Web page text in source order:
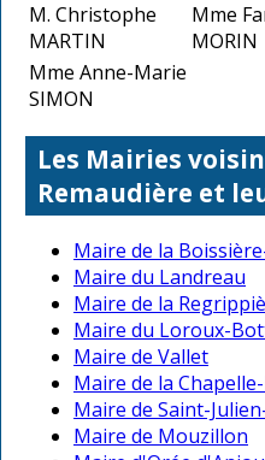
M. Christophe
MARTIN
Mme
MORIN
Mme Anne-Marie
SIMON
Les Mairies
Remaudière et
Maire de la
Maire du Landreau
Maire de la
Maire du Loroux-
Maire de Vallet
Maire de la
Maire de Saint-
Maire de Mouzillon